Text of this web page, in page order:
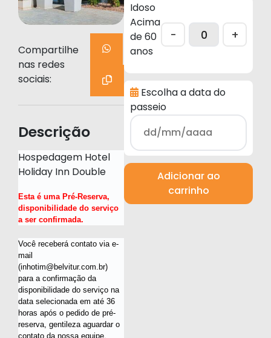
Compartilhe
nas redes
sociais:
Descrição
Hospedagem Hotel
Holiday Inn Double
Esta é uma Pré-Reserva,
disponibilidade do serviço
a ser confirmada.
Você receberá contato via e-
mail
(inhotim@belvitur.com.br)
para a confirmação da
disponibilidade do serviço na
data selecionada em até 36
horas após o pedido de pré-
reserva, gentileza aguardar o
contato da nossa equipe.
Idoso
Acima
de 60
anos
- +
Escolha a data do
passeio
Adicionar ao
carrinho